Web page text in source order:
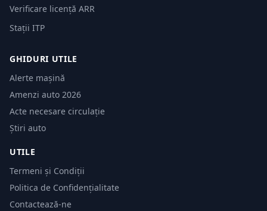
Verificare licență ARR
Stații ITP
GHIDURI UTILE
Alerte mașină
Amenzi auto 2026
Acte necesare circulație
Știri auto
UTILE
Termeni și Condiții
Politica de Confidențialitate
Contactează-ne